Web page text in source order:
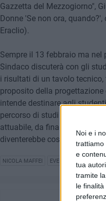
Noi e i
trattiamo
e
tua
tramite
le
Gazzetta del Mezzogiorno",
Donne 'Se non ora,
Eraclio).
Sempre il 13 febbraio ma nel
Sindaco discuterà con gli
i risultati di un tavolo
proposito della
intende destinare agli
percorso di studi e fino alla
attuabile, da finanziare con
diventerebbe così Tassa di
NICOLA MAFFEI EVENTO BAT CUORE